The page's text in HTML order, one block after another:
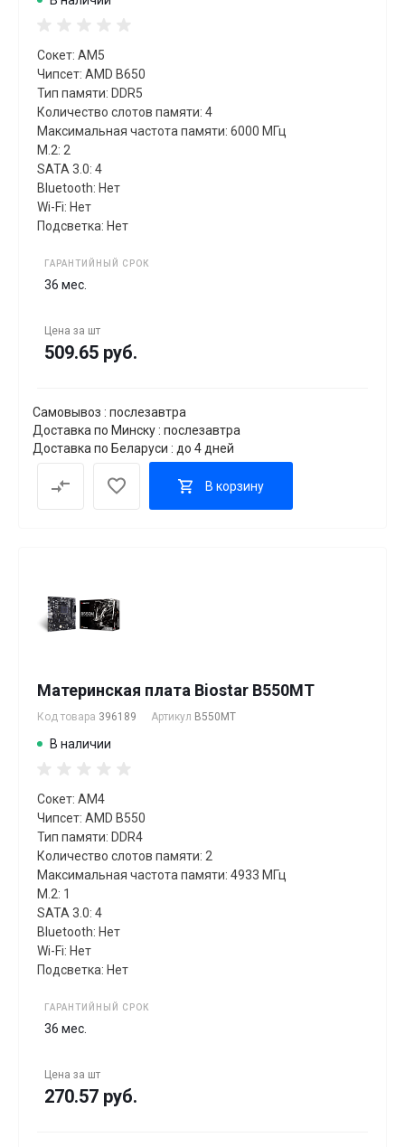
Сокет: AM5
Чипсет: AMD B650
Тип памяти: DDR5
Количество слотов памяти: 4
Максимальная частота памяти: 6000 МГц
M.2: 2
SATA 3.0: 4
Bluetooth: Нет
Wi-Fi: Нет
Подсветка: Нет
ГАРАНТИЙНЫЙ СРОК
36 мес.
Цена за шт
509.65 руб.
Самовывоз : послезавтра
Доставка по Минску : послезавтра
Доставка по Беларуси : до 4 дней
В корзину
Материнская плата Biostar B550MT
Код товара 396189 Артикул B550MT
В наличии
Сокет: AM4
Чипсет: AMD B550
Тип памяти: DDR4
Количество слотов памяти: 2
Максимальная частота памяти: 4933 МГц
M.2: 1
SATA 3.0: 4
Bluetooth: Нет
Wi-Fi: Нет
Подсветка: Нет
ГАРАНТИЙНЫЙ СРОК
36 мес.
Цена за шт
270.57 руб.